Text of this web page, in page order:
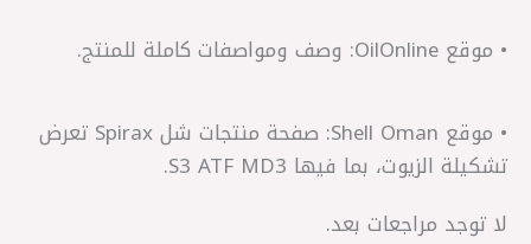
• موقع OilOnline: وصف ومواصفات كاملة للمنتج.
• موقع Shell Oman: صفحة منتجات شل Spirax تعرض
تشكيلة الزيوت، بما فيها S3 ATF MD3.
لا توجد مراجعات بعد.